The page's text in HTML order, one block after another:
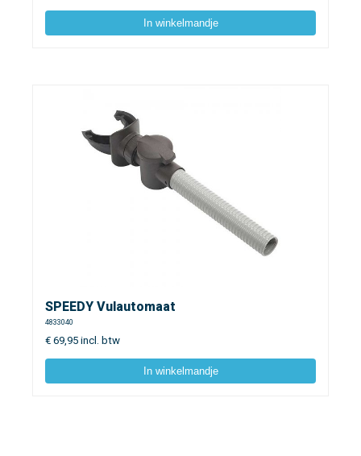
In winkelmandje
SPEEDY Vulautomaat
4833040
€ 69,95 incl. btw
In winkelmandje